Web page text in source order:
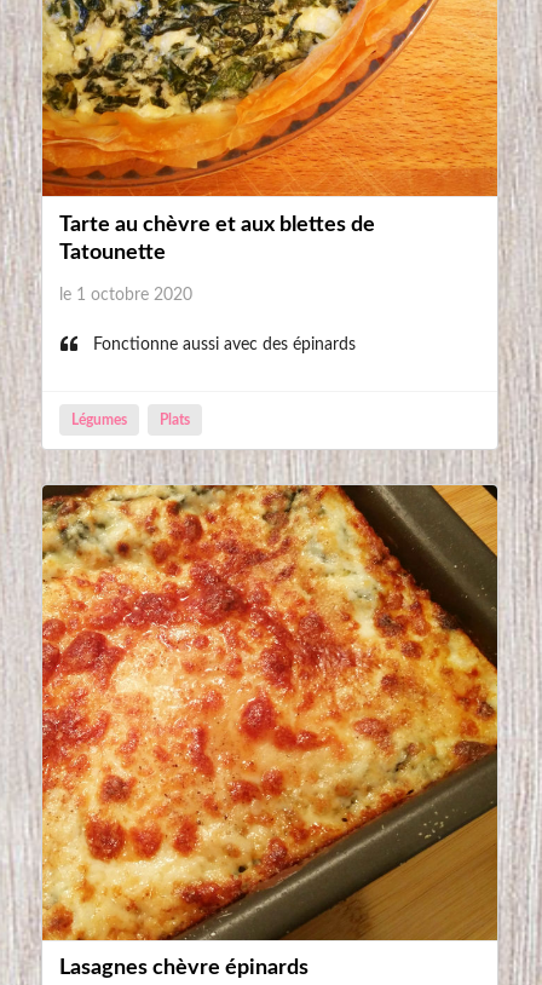
Tarte au chèvre et aux blettes de
Tatounette
le 1 octobre 2020
Fonctionne aussi avec des épinards
Légumes Plats
Lasagnes chèvre épinards